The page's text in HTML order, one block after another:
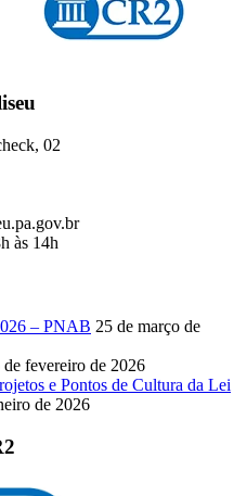
02
às 14h
– PNAB 25 de março de
de fevereiro de 2026
e Pontos de Cultura da Lei
de 2026